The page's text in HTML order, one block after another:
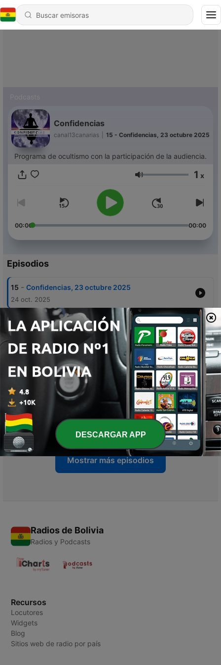
Confidencias
canal13canarias 15 - Confidencias, 23 octubre 2025
Programa de ocultismo con la participación de la audiencia.
Volumen 1 x
00:00 00:00
Episodios
15 - Confidencias, 23 octubre 2025
24 oct. 2025
- Confidencias, 22 octubre 2025
24 oct. 2025
13 - Confidencias, 21 octubre 2025
Confidencias, 20 octubre 2025
24 oct. 2025
11 - Confidencias, 17 octubre 2025
24 oct. 2025
Mostrar más episodios
Radios de Bolivia
Radios y Podcasts
Recursos
Locutores
Widgets
Blog
Sitios web de radio por país
DESCARGAR APP